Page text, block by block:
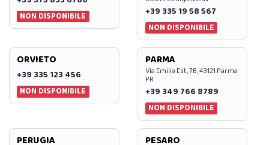
NON DISPONIBILE
+39 335 19 58 567
NON DISPONIBILE
ORVIETO
+39 335 123 456
NON DISPONIBILE
PARMA
Via Emilia Est, 7B, 43121 Parma
PR
+39 349 766 8789
NON DISPONIBILE
PERUGIA PESARO